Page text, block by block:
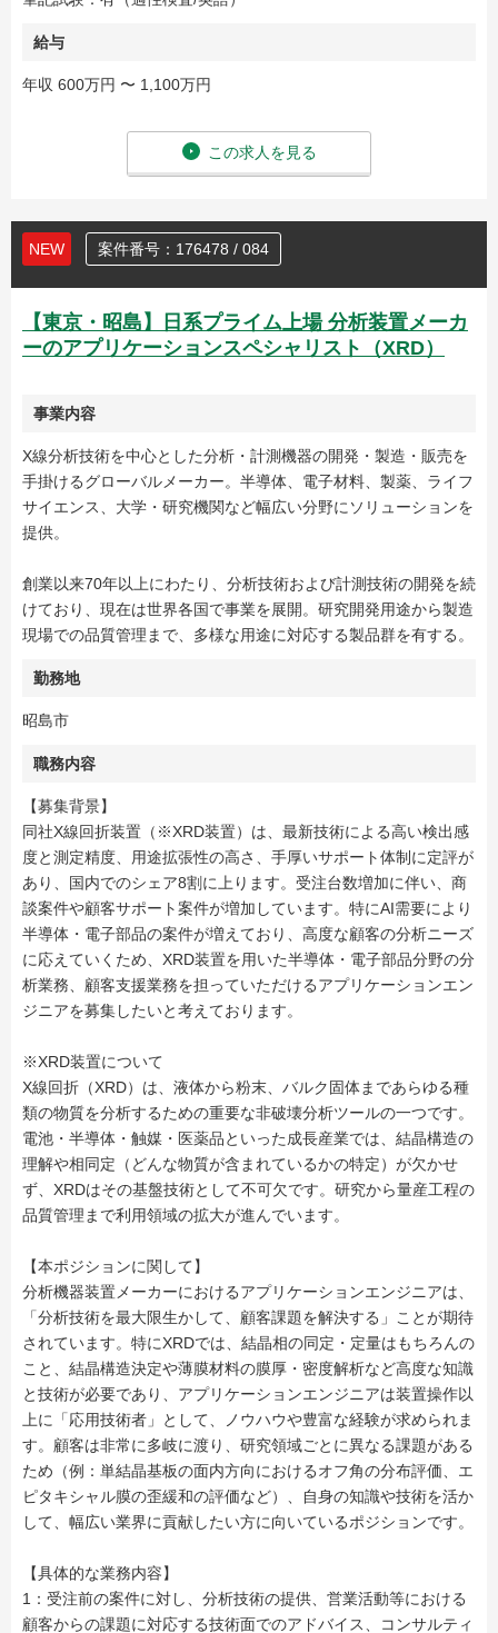
給与
年収 600万円 〜 1,100万円
この求人を見る
NEW 案件番号：176478 / 084
【東京・昭島】日系プライム上場 分析装置メーカ
ーのアプリケーションスペシャリスト（XRD）
事業内容
X線分析技術を中心とした分析・計測機器の開発・製造・販売を
手掛けるグローバルメーカー。半導体、電子材料、製薬、ライフ
サイエンス、大学・研究機関など幅広い分野にソリューションを
提供。
創業以来70年以上にわたり、分析技術および計測技術の開発を続
けており、現在は世界各国で事業を展開。研究開発用途から製造
現場での品質管理まで、多様な用途に対応する製品群を有する。
勤務地
昭島市
職務内容
【募集背景】
同社X線回折装置（※XRD装置）は、最新技術による高い検出感
度と測定精度、用途拡張性の高さ、手厚いサポート体制に定評が
あり、国内でのシェア8割に上ります。受注台数増加に伴い、商
談案件や顧客サポート案件が増加しています。特にAI需要により
半導体・電子部品の案件が増えており、高度な顧客の分析ニーズ
に応えていくため、XRD装置を用いた半導体・電子部品分野の分
析業務、顧客支援業務を担っていただけるアプリケーションエン
ジニアを募集したいと考えております。
※XRD装置について
X線回折（XRD）は、液体から粉末、バルク固体まであらゆる種
類の物質を分析するための重要な非破壊分析ツールの一つです。
電池・半導体・触媒・医薬品といった成長産業では、結晶構造の
理解や相同定（どんな物質が含まれているかの特定）が欠かせ
ず、XRDはその基盤技術として不可欠です。研究から量産工程の
品質管理まで利用領域の拡大が進んでいます。
【本ポジションに関して】
分析機器装置メーカーにおけるアプリケーションエンジニアは、
「分析技術を最大限生かして、顧客課題を解決する」ことが期待
されています。特にXRDでは、結晶相の同定・定量はもちろんの
こと、結晶構造決定や薄膜材料の膜厚・密度解析など高度な知識
と技術が必要であり、アプリケーションエンジニアは装置操作以
上に「応用技術者」として、ノウハウや豊富な経験が求められま
す。顧客は非常に多岐に渡り、研究領域ごとに異なる課題がある
ため（例：単結晶基板の面内方向におけるオフ角の分布評価、エ
ピタキシャル膜の歪緩和の評価など）、自身の知識や技術を活か
して、幅広い業界に貢献したい方に向いているポジションです。
【具体的な業務内容】
1：受注前の案件に対し、分析技術の提供、営業活動等における
顧客からの課題に対応する技術面でのアドバイス、コンサルティ